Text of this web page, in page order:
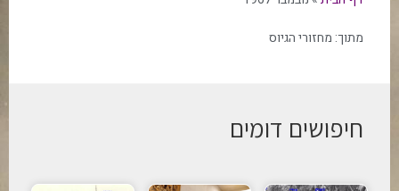
מתוך: מחזורי הגיוס
חיפושים דומים